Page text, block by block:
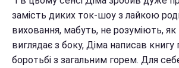
замість диких ток-шоу з лайкою
виховання, мабуть, не розуміють,
виглядає з боку, Діма написав книгу
боротьбі з загальним горем. Для